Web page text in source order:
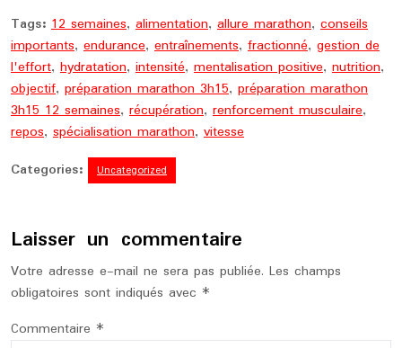
Tags: 12 semaines, alimentation, allure marathon, conseils
importants, endurance, entraînements, fractionné, gestion de
l'effort, hydratation, intensité, mentalisation positive, nutrition,
objectif, préparation marathon 3h15, préparation marathon
3h15 12 semaines, récupération, renforcement musculaire,
repos, spécialisation marathon, vitesse
Categories:
Uncategorized
Laisser un commentaire
Votre adresse e-mail ne sera pas publiée. Les champs
obligatoires sont indiqués avec *
Commentaire *